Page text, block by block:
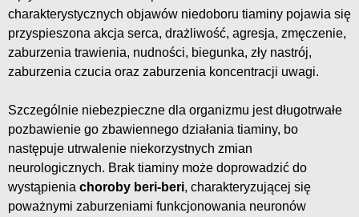
charakterystycznych objawów niedoboru tiaminy pojawia się
przyspieszona akcja serca, drażliwość, agresja, zmęczenie,
zaburzenia trawienia, nudności, biegunka, zły nastrój,
zaburzenia czucia oraz zaburzenia koncentracji uwagi.
Szczególnie niebezpieczne dla organizmu jest długotrwałe
pozbawienie go zbawiennego działania tiaminy, bo
następuje utrwalenie niekorzystnych zmian
neurologicznych. Brak tiaminy może doprowadzić do
wystąpienia choroby beri-beri, charakteryzującej się
poważnymi zaburzeniami funkcjonowania neuronów